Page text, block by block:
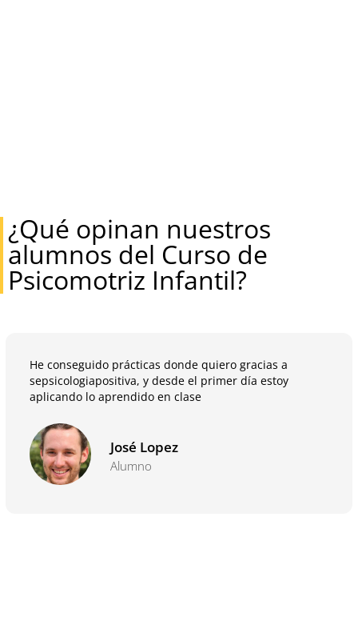
¿Qué opinan nuestros
alumnos del Curso de
Psicomotriz Infantil?
He conseguido prácticas donde quiero gracias a
sepsicologiapositiva, y desde el primer día estoy
aplicando lo aprendido en clase
José Lopez
Alumno